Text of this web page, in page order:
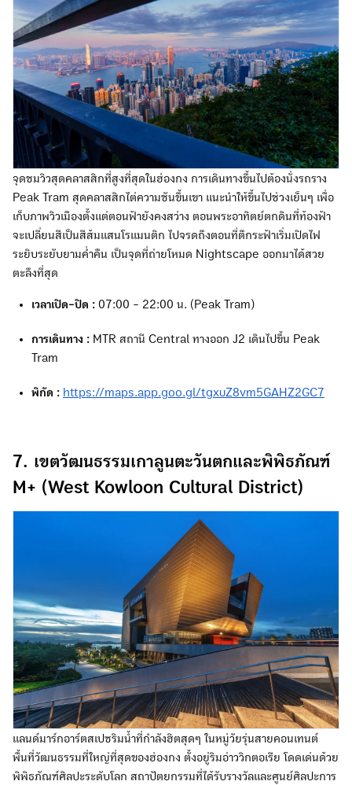
จุดชมวิวสุดคลาสสิกที่สูงที่สุดในฮ่องกง การเดินทางขึ้นไปต้องนั่งรถราง
Peak Tram สุดคลาสสิกไต่ความชันขึ้นเขา แนะนำให้ขึ้นไปช่วงเย็นๆ เพื่อ
เก็บภาพวิวเมืองตั้งแต่ตอนฟ้ายังคงสว่าง ตอนพระอาทิตย์ตกดินที่ท้องฟ้า
จะเปลี่ยนสีเป็นสีส้มแสนโรแมนติก ไปจรดถึงตอนที่ตึกระฟ้าเริ่มเปิดไฟ
ระยิบระยับยามค่ำคืน เป็นจุดที่ถ่ายโหมด Nightscape ออกมาได้สวย
ตะลึงที่สุด
เวลาเปิด-ปิด : 07:00 - 22:00 น. (Peak Tram)
การเดินทาง : MTR สถานี Central ทางออก J2 เดินไปขึ้น Peak
Tram
พิกัด : https://maps.app.goo.gl/tgxuZ8vm5GAHZ2GC7
7. เขตวัฒนธรรมเกาลูนตะวันตกและพิพิธภัณฑ์
M+ (West Kowloon Cultural District)
แลนด์มาร์กอาร์ตสเปซริมน้ำที่กำลังฮิตสุดๆ ในหมู่วัยรุ่นสายคอนเทนต์
พื้นที่วัฒนธรรมที่ใหญ่ที่สุดของฮ่องกง ตั้งอยู่ริมอ่าววิกตอเรีย โดดเด่นด้วย
พิพิธภัณฑ์ศิลปะระดับโลก สถาปัตยกรรมที่ได้รับรางวัลและศูนย์ศิลปะการ